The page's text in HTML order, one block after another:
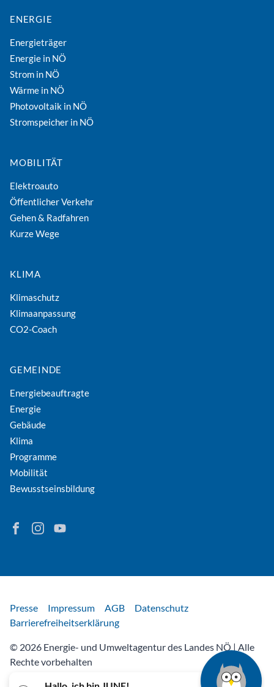
ENERGIE
Energieträger
Energie in NÖ
Strom in NÖ
Wärme in NÖ
Photovoltaik in NÖ
Stromspeicher in NÖ
MOBILITÄT
Elektroauto
Öffentlicher Verkehr
Gehen & Radfahren
Kurze Wege
KLIMA
Klimaschutz
Klimaanpassung
CO2-Coach
GEMEINDE
Energiebeauftragte
Energie
Gebäude
Klima
Programme
Mobilität
Bewusstseinsbildung
Finden Sie Energie in Niederösterreich auf Facebook
Folgen Sie Energie in Niederösterreich auf Instagram
Besuchen Sie den YouTube-Kanal der eNu
Rechtliches
Presse Impressum AGB
Datenschutz
Barrierefreiheitserklärung
© 2026 Energie- und Umweltagentur des Landes NÖ | Alle
Rechte vorbehalten